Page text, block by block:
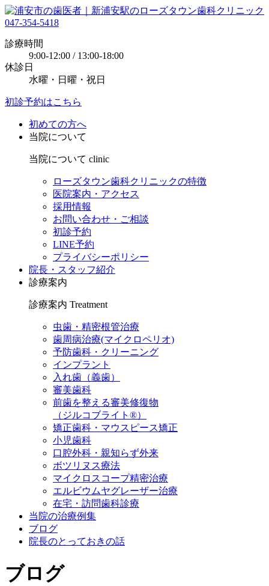
047-354-5418
診療時間
9:00-12:00 / 13:00-18:00
休診日
水曜・日曜・祝日
初診予約はこちら
初めての方へ
当院について
当院について clinic
ローズタウン歯科クリニックの特徴
医院案内・アクセス
採用情報
お問い合わせ・ご相談
初診予約
LINE予約
プライバシーポリシー
院長・スタッフ紹介
診療案内
診療案内 Treatment
虫歯・精密根管治療
歯周病治療(マイクロペリオ)
予防歯科・クリーニング
インプラント
入れ歯（義歯）
審美歯科
前歯を整える審美修復物
（ジルコブライト®）
矯正歯科・マウスピース矯正
小児歯科
口腔外科・親知らず外来
ボツリヌス療法
マイクロスコープ精密治療
エルビウムヤグレーザー治療
在宅・訪問歯科診療
当院の治療例集
ブログ
院長のとっておきの話
ブログ